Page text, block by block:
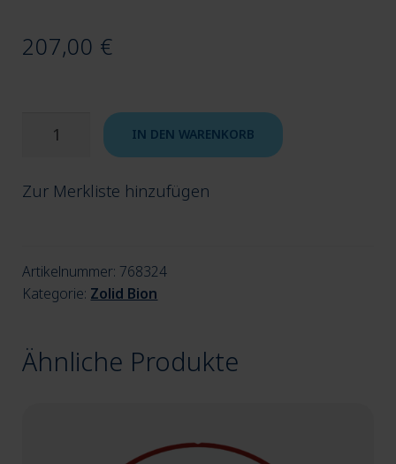
207,00 €
Zolid
98x12
IN DEN WARENKORB
Zur Merkliste hinzufügen
Artikelnummer: 768324
Kategorie: Zolid Bion
Ähnliche Produkte